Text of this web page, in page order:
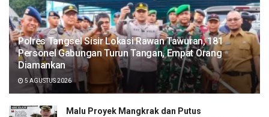
Polres Tangsel Sisir Lokasi Rawan Tawuran, 181
Personel Gabungan Turun Tangan, Empat Orang
Diamankan
5 AGUSTUS 2026
Malu Proyek Mangkrak dan Putus